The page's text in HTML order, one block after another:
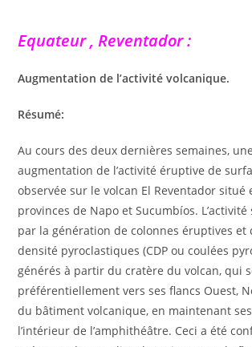
Equateur , Reventador :
Augmentation de l’activité volcanique.
Résumé:
Au cours des deux dernières semaines,
augmentation de l’activité éruptive de
observée sur le volcan El Reventador situé
provinces de Napo et Sucumbíos. L’activité
par la génération de colonnes éruptives et
densité pyroclastiques (CDP ou coulées
générés à partir du cratère du volcan, qui
préférentiellement vers ses flancs Ouest,
du bâtiment volcanique, en maintenant
l’intérieur de l’amphithéâtre. Ceci a été